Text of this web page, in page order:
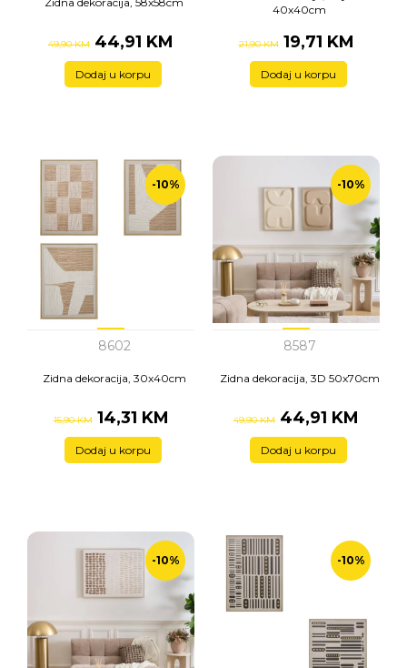
49,90 KM 44,91 KM
Dodaj u korpu
40x40cm
21,90 KM 19,71 KM
Dodaj u korpu
-10%
8602
Zidna dekoracija, 30x40cm
15,90 KM 14,31 KM
Dodaj u korpu
-10%
8587
Zidna dekoracija, 3D 50x70cm
49,90 KM 44,91 KM
Dodaj u korpu
-10% -10%